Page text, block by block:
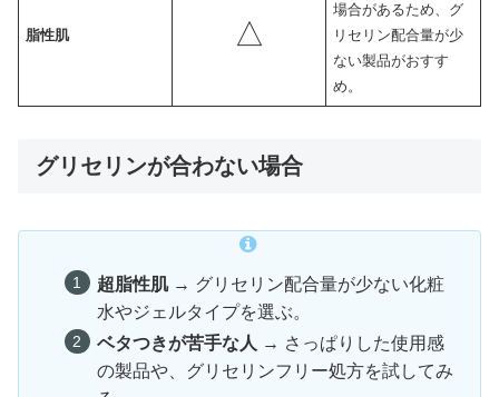
脂性肌 △
場合があるため、グ
リセリン配合量が少
ない製品がおすす
め。
グリセリンが合わない場合
超脂性肌→ グリセリン配合量が少ない化粧
水やジェルタイプを選ぶ。
ベタつきが苦手な人 → さっぱりした使用感
の製品や、グリセリンフリー処方を試してみ